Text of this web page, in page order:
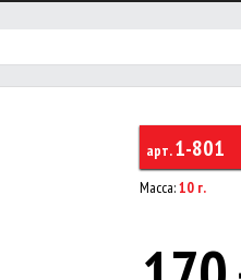
арт.1-801
Масса:10 г.